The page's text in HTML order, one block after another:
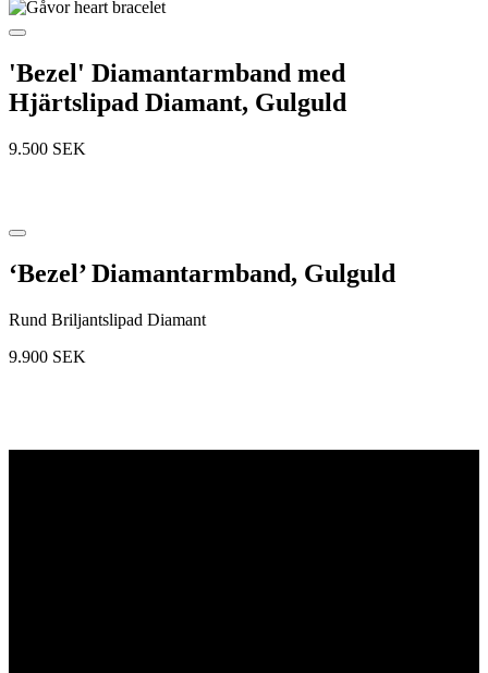
'Bezel' Diamantarmband med
Hjärtslipad Diamant, Gulguld
9.500 SEK
‘Bezel’ Diamantarmband, Gulguld
Rund Briljantslipad Diamant
9.900 SEK